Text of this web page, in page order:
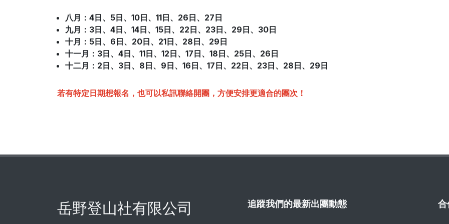
八月：4日、 5日、10日、 11日、26日、 27日
九月：3日、 4日、14日、 15日、22日、 23日、29日、 30日
十月 ：5日、 6日、20日、 21日、28日、 29日
十一月 ：3日、 4日、11日、 12日、17日、 18日、25日、 26日
十二月 ：2日、 3日、8日、 9日、16日、 17日、22日、 23日、28日、 29日
若有特定日期想報名，也可以私訊聯絡開團，方便安排更適合的團次！
岳野登山社有限公司 追蹤我們的最新出團動態 合